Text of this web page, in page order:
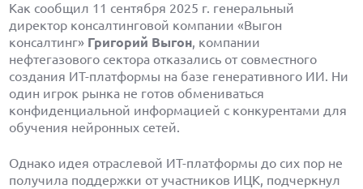
Как сообщил 11 сентября 2025 г. генеральный
директор консалтинговой компании «Выгон
консалтинг» Григорий Выгон, компании
нефтегазового сектора отказались от совместного
создания ИТ-платформы на базе генеративного ИИ. Ни
один игрок рынка не готов обмениваться
конфиденциальной информацией с конкурентами для
обучения нейронных сетей.
Однако идея отраслевой ИТ-платформы до сих пор не
получила поддержки от участников ИЦК, подчеркнул